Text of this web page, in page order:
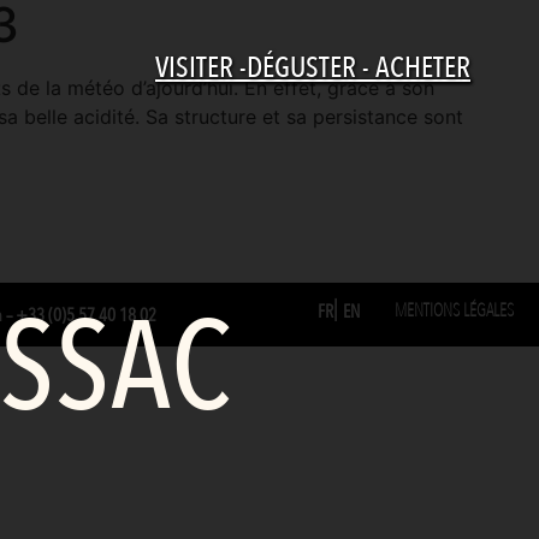
VISITER -DÉGUSTER - ACHETER
la météo d’ajourd’hui. En effet, grâce à son
belle acidité. Sa structure et sa persistance sont
–+33 (0)5 57 40 18 02 FR EN MENTIONS LÉGALES